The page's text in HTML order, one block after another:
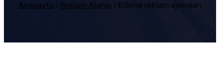
Anasayfa Reklam Ajansı Edirne reklam ajansları